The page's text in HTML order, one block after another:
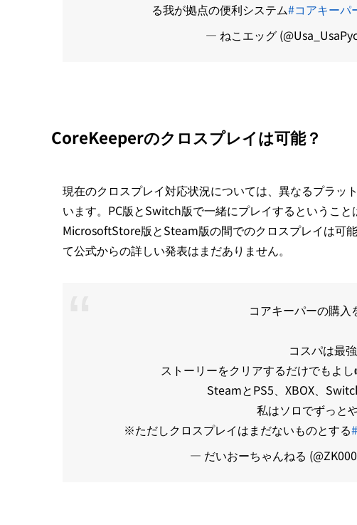
る我が拠点の便利システム#コアキーパ
— ねこエッグ
CoreKeeperのクロスプレイは可能？
現在のクロスプレイ対応状況については、異なるプラッ
います。PC版とSwitch版で一緒にプレイするということ
MicrosoftStore版とSteam版の間でのクロスプレイは可
て公式からの詳しい発表はまだありません。
コアキーパーの購
コスパは最
ストーリーをクリアするだけでもよ
SteamとPS5、XBOX、
私はソロでずっと
※ただしクロスプレイはまだないものとする
— だいおーちゃんねる